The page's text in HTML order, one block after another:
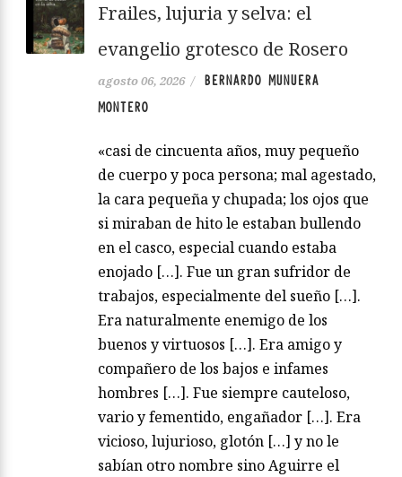
Frailes, lujuria y selva: el
evangelio grotesco de Rosero
agosto 06, 2026 /
BERNARDO MUNUERA
MONTERO
«casi de cincuenta años, muy pequeño
de cuerpo y poca persona; mal agestado,
la cara pequeña y chupada; los ojos que
si miraban de hito le estaban bullendo
en el casco, especial cuando estaba
enojado […]. Fue un gran sufridor de
trabajos, especialmente del sueño […].
Era naturalmente enemigo de los
buenos y virtuosos […]. Era amigo y
compañero de los bajos e infames
hombres […]. Fue siempre cauteloso,
vario y fementido, engañador […]. Era
vicioso, lujurioso, glotón […] y no le
sabían otro nombre sino Aguirre el